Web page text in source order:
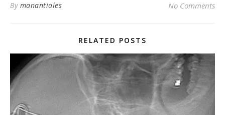
By manantiales No Comments
RELATED POSTS